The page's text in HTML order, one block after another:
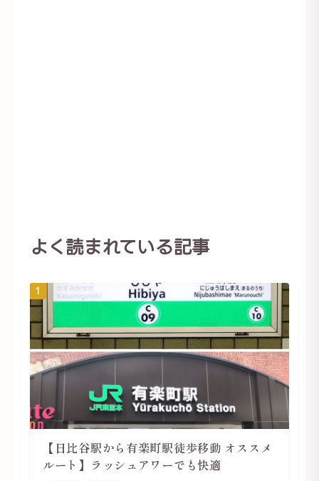
よく読まれている記事
1
【日比谷駅から有楽町駅徒歩移動 オススメ
ルート】ラッシュアワーでも快適